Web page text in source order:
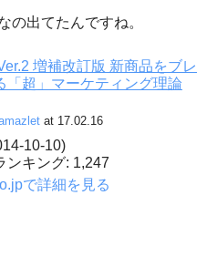
の出てたんですね。
増補改訂版 新商品をブレ
「超」マーケティング理論
at 17.02.16
10-10)
ンキング: 1,247
で詳細を見る